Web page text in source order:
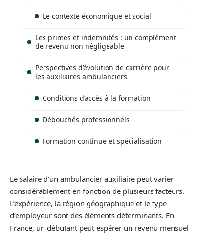
Le contexte économique et social
Les primes et indemnités : un complément
de revenu non négligeable
Perspectives d’évolution de carrière pour
les auxiliaires ambulanciers
Conditions d’accès à la formation
Débouchés professionnels
Formation continue et spécialisation
Le salaire d’un ambulancier auxiliaire peut varier
considérablement en fonction de plusieurs facteurs.
L’expérience, la région géographique et le type
d’employeur sont des éléments déterminants. En
France, un débutant peut espérer un revenu mensuel